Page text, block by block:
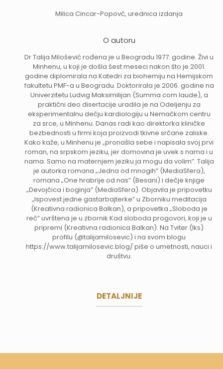
Milica Cincar-Popovć, urednica izdanja
O autoru
Dr Talija Milošević rođena je u Beogradu 1977. godine. Živi u
Minhenu, u koji je došla šest meseci nakon što je 2001.
godine diplomirala na Katedri za biohemiju na Hemijskom
fakultetu PMF-a u Beogradu. Doktorirala je 2006. godine na
Univerzitetu Ludvig Maksimilijan (Summa com laude), a
praktični deo disertacije uradila je na Odeljenju za
eksperimentalnu dečju kardiologiju u Nemačkom centru
za srce, u Minhenu. Danas radi kao direktorka kliničke
bezbednosti u firmi koja proizvodi tkivne srčane zaliske.
Kako kaže, u Minhenu je „pronašla sebe i napisala svoj prvi
roman, na srpskom jeziku, jer domovina je uvek s nama i u
nama. Samo na maternjem jeziku ja mogu da volim”. Talija
je autorka romana „Jedna od mnogih” (MediaSfera),
romana „One hrabrije od nas” (Besani) i dečje knjige
„Devojčica i boginja” (MediaSfera). Objavila je pripovetku
„Ispovest jedne gastarbajterke” u Zborniku meditacija
(Kreativna radionica Balkan), a pripovetka „Sloboda je
reč” uvrštena je u zbornik Kad sloboda progovori, koji je u
pripremi (Kreativna radionica Balkan). Na Tviter (Iks)
profilu (@talijamilosevic) i na svom blogu
https://www.talijamilosevic.blog/ piše o umetnosti, nauci i
društvu.
DETALJNIJE